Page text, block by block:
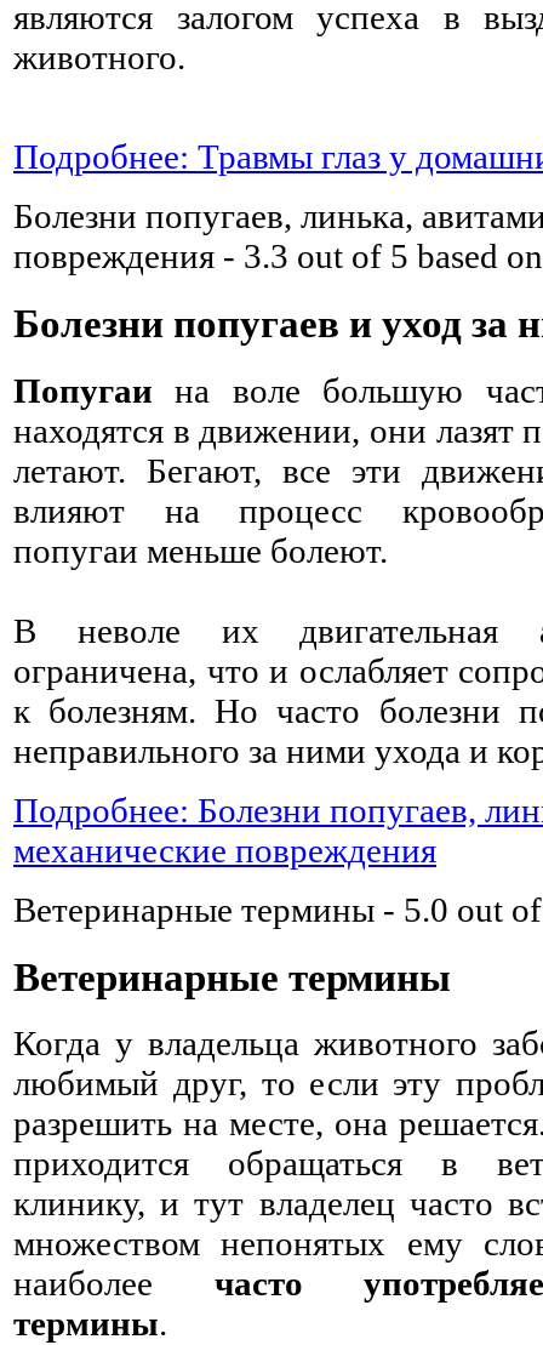
являются залогом успеха в
животного.
Подробнее: Травмы глаз у
Болезни попугаев, линька,
повреждения - 3.3 out of 5 based
Болезни попугаев и уход за
Попугаи на воле большую
находятся в движении, они лазят
летают. Бегают, все эти
влияют на процесс
попугаи меньше болеют.
В неволе их двигательная
ограничена, что и ослабляет
к болезням. Но часто болезни
неправильного за ними ухода и
Подробнее: Болезни попугаев,
механические повреждения
Ветеринарные термины - 5.0 out
Ветеринарные термины
Когда у владельца животного
любимый друг, то если эту
разрешить на месте, она
приходится обращаться в
клинику, и тут владелец часто
множеством непонятых ему
наиболее часто
термины.